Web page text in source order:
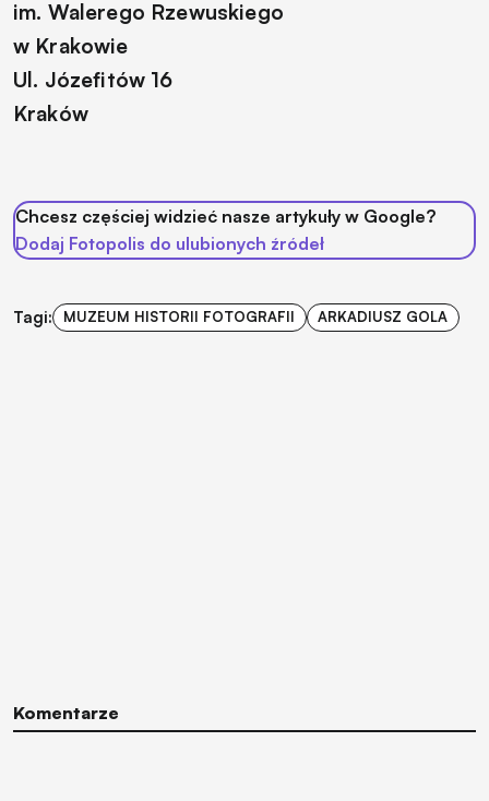
im. Walerego Rzewuskiego
w Krakowie
Ul. Józefitów 16
Kraków
Chcesz częściej widzieć nasze artykuły w Google?
Dodaj Fotopolis do ulubionych źródeł
Tagi: MUZEUM HISTORII FOTOGRAFII ARKADIUSZ GOLA
Komentarze